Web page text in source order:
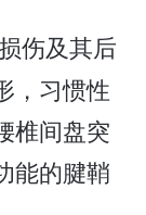
伤及其后
，习惯性
椎间盘突
能的腱鞘